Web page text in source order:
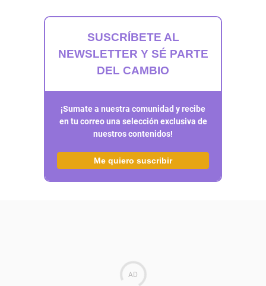
SUSCRÍBETE AL
NEWSLETTER Y SÉ PARTE
DEL CAMBIO
¡Sumate a nuestra comunidad y recibe
en tu correo una selección exclusiva de
nuestros contenidos!
Me quiero suscribir